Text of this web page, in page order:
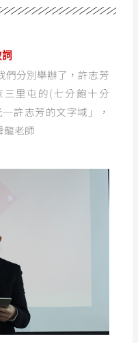
們分別舉辦了，許志芳
里屯的(七分飽十分
許志芳的文字域」，
龍老師